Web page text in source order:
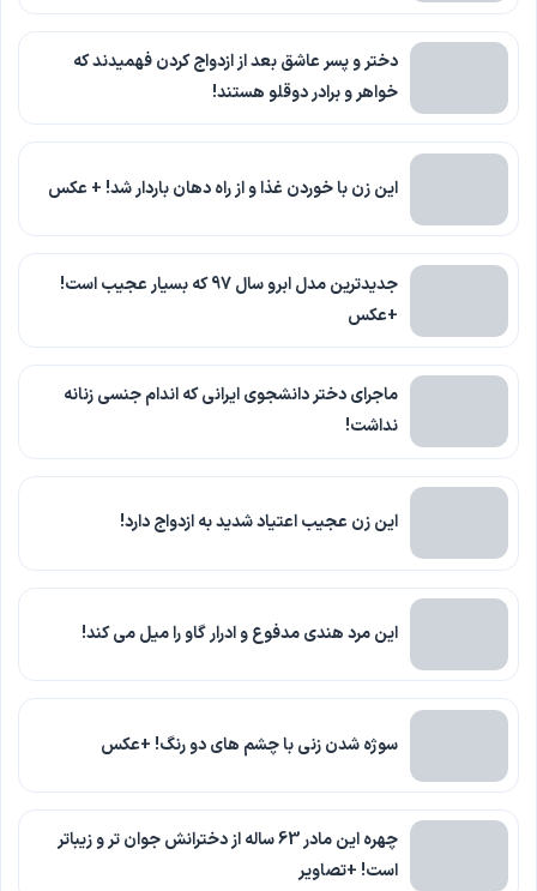
دختر و پسر عاشق بعد از ازدواج کردن فهمیدند که
خواهر و برادر دوقلو هستند!
این زن با خوردن غذا و از راه دهان باردار شد! + عکس
جدیدترین مدل ابرو سال 97 که بسیار عجیب است!
+عکس
ماجرای دختر دانشجوی ایرانی که اندام جنسی زنانه
نداشت!
این زن عجیب اعتیاد شدید به ازدواج دارد!
این مرد هندی مدفوع و ادرار گاو را میل می کند!
سوژه شدن زنی با چشم های دو رنگ! +عکس
چهره این مادر 63 ساله از دخترانش جوان تر و زیباتر
است! +تصاویر